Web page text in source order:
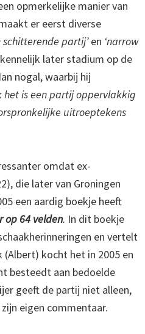
opmerkelijke manier van
er eerst diverse
schitterende partij’en ‘narrow
later stadium op de
nogal, waarbij hij
het is een partij oppervlakkig
uitroeptekens
omdat ex-
die later van Groningen
een aardig boekje heeft
op 64 velden. In dit boekje
en vertelt
kocht het in 2005 en
besteedt aan bedoelde
geeft de partij niet alleen,
eigen commentaar.